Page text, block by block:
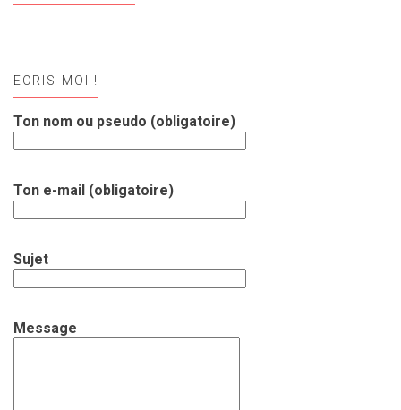
ECRIS-MOI !
Ton nom ou pseudo (obligatoire)
Ton e-mail (obligatoire)
Sujet
Message